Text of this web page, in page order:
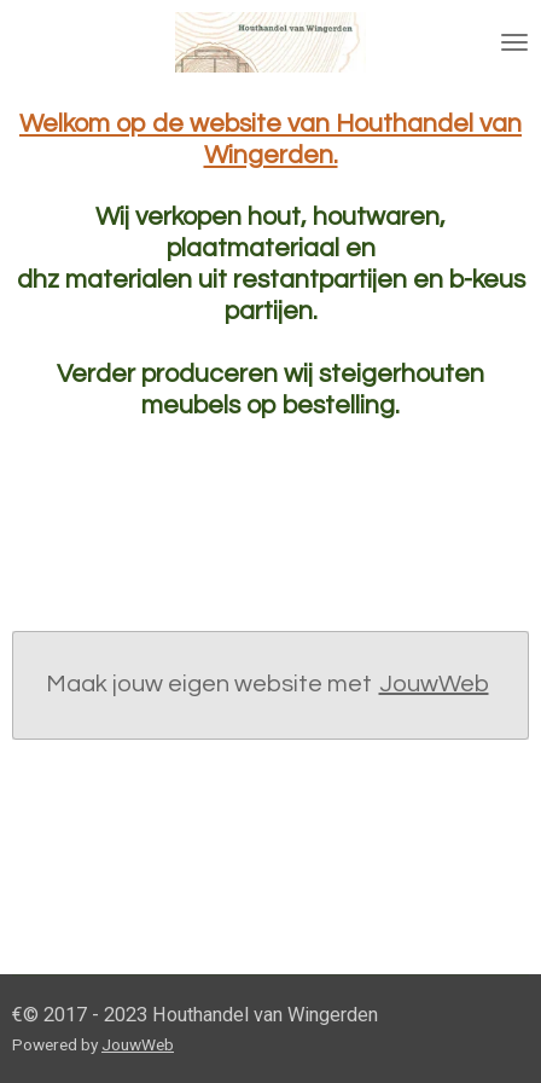
de
hoofdinhoud
Welkom op de website van Houthandel van
Wingerden.
Wij verkopen hout, houtwaren,
plaatmateriaal en
dhz materialen uit restantpartijen en b-keus
partijen.
Verder produceren wij steigerhouten
meubels op bestelling.
Maak jouw eigen website met JouwWeb
€© 2017 - 2023 Houthandel van Wingerden
Powered by JouwWeb